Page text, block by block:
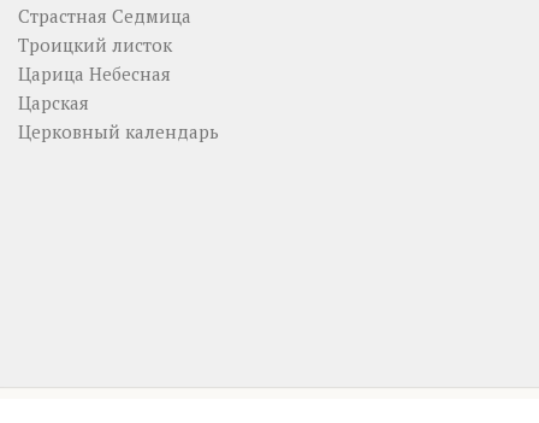
Страстная Седмица
Троицкий листок
Царица Небесная
Царская
Церковный календарь